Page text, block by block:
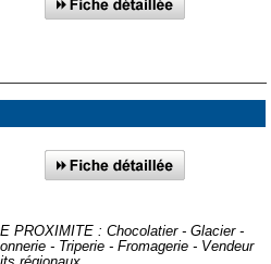
PROXIMITE : Chocolatier - Glacier -
- Triperie - Fromagerie - Vendeur